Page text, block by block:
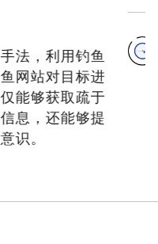
法，利用钓鱼
网站对目标进
能够获取疏于
息，还能够提
识。